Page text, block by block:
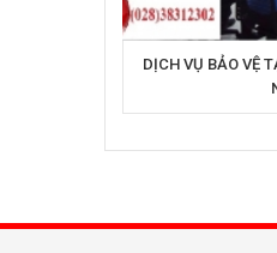
DỊCH VỤ BẢO VỆ